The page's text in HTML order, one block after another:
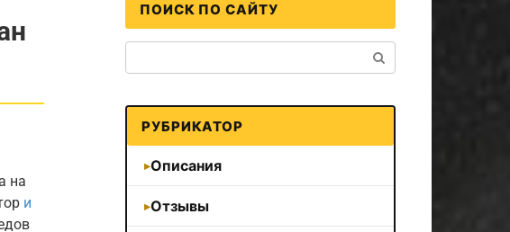
на
и
ПОИСК ПО САЙТУ
РУБРИКАТОР
Описания
Отзывы